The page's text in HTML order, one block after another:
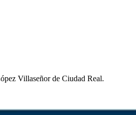
Villaseñor de Ciudad Real.